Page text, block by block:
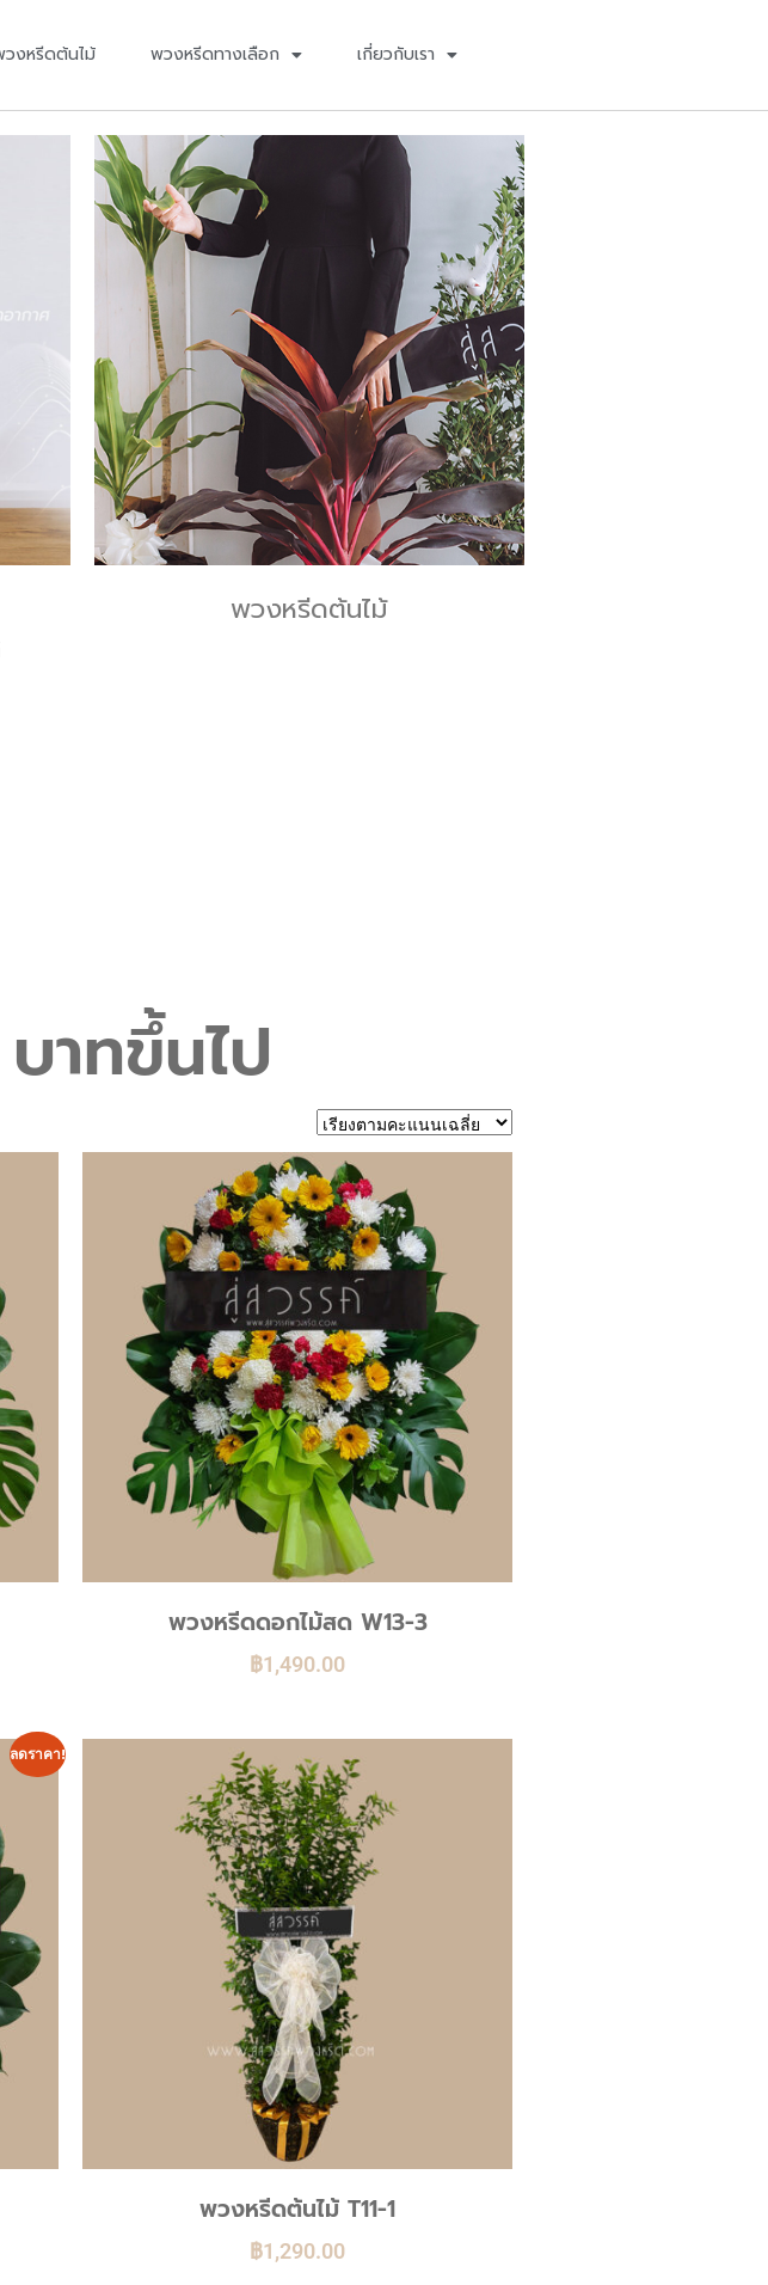
งหรีดต้นไม้ พวงหรีดทางเลือก เกี่ยวกับเรา
พวงหรีดต้นไม้
าทขึ้นไป
พวงหรีดดอกไม้สด W13-3
฿1,490.00
ลดราคา!
พวงหรีดต้นไม้ T11-1
฿1,290.00